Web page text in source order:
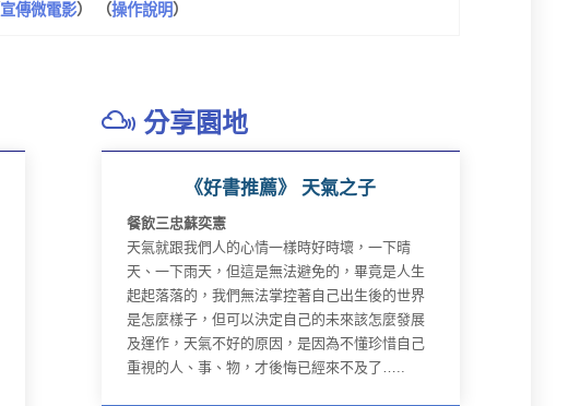
宣傳微電影） （操作說明）
分享園地
《好書推薦》 天氣之子
餐飲三忠蘇奕憲
天氣就跟我們人的心情一樣時好時壞，一下晴
天、一下雨天，但這是無法避免的，畢竟是人生
起起落落的，我們無法掌控著自己出生後的世界
是怎麼樣子，但可以決定自己的未來該怎麼發展
及運作，天氣不好的原因，是因為不懂珍惜自己
重視的人、事、物，才後悔已經來不及了…..